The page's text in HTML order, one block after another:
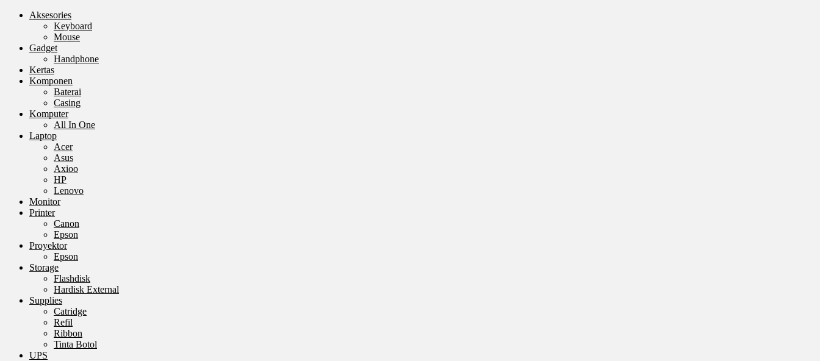
Aksesories
Keyboard
Mouse
Gadget
Handphone
Kertas
Komponen
Baterai
Casing
Komputer
All In One
Laptop
Acer
Asus
Axioo
HP
Lenovo
Monitor
Printer
Canon
Epson
Proyektor
Epson
Storage
Flashdisk
Hardisk External
Supplies
Catridge
Refil
Ribbon
Tinta Botol
UPS